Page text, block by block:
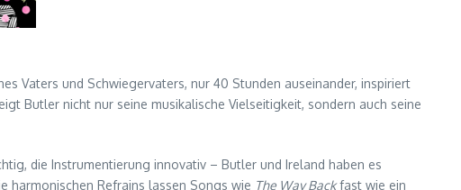
Vaters und Schwiegervaters, nur 40 Stunden auseinander, inspiriert
Butler nicht nur seine musikalische Vielseitigkeit, sondern auch seine
die Instrumentierung innovativ – Butler und Ireland haben es
harmonischen Refrains lassen Songs wie The Way Backfast wie ein